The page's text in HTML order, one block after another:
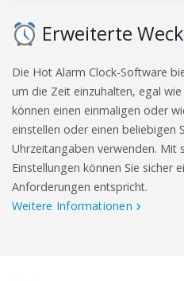
Erweiterte
Die Hot Alarm Clock-Software
um die Zeit einzuhalten, egal
können einen einmaligen oder
einstellen oder einen beliebigen
Uhrzeitangaben verwenden. Mit
Einstellungen können Sie sicher
Anforderungen entspricht.
Weitere Informationen